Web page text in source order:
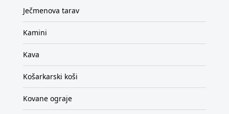
Ječmenova tarav
Kamini
Kava
Košarkarski koši
Kovane ograje